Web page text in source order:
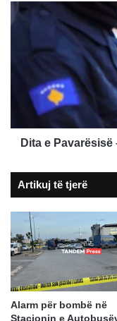
gëzojmë
shtetin
Dita
e
plani
operativ
i
policisë
Dita e
Artikuj të tjerë
Alarm për bombë në
Stacionin e